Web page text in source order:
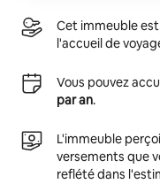
Cet immeuble est
l'accueil de
Vous pouvez
par an.
L'immeuble
versements que
reflété dans